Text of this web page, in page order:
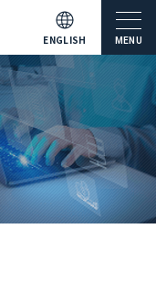
ENGLISH MENU